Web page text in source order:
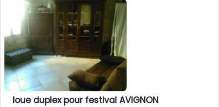
loue duplex pour festival AVIGNON